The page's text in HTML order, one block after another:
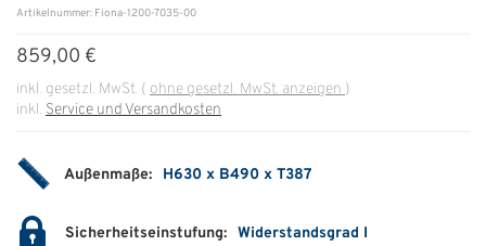
Filialen
Messen & Events
Presse
Karriere
Unternehmen
Artikelnummer: Fiona-1200-7035-00
859,00 €
inkl. gesetzl. MwSt. ( ohne gesetzl. MwSt. anzeigen )
inkl. Service und Versandkosten
Außenmaße: H630 x B490 x T387
Sicherheitseinstufung: Widerstandsgrad I